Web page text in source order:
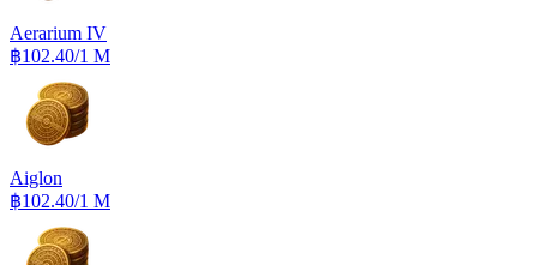
Aerarium IV
฿102.40/1 M
Aiglon
฿102.40/1 M